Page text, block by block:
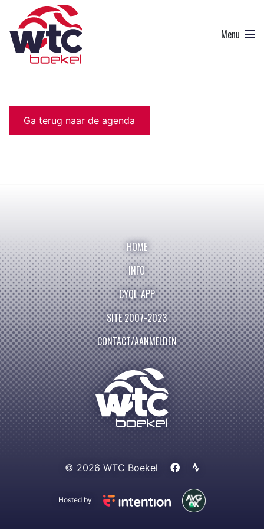
Ga terug naar de agenda
HOME
INFO
CYQL-APP
SITE 2007-2023
CONTACT/AANMELDEN
© 2026 WTC Boekel
Hosted by